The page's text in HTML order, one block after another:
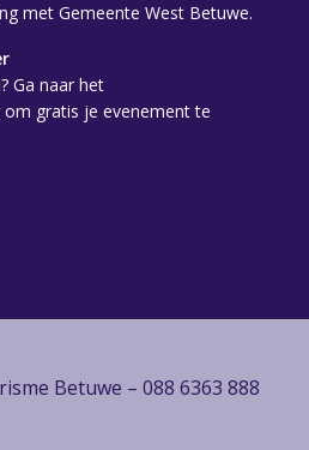
met Gemeente West Betuwe.
Ga naar het
om gratis je evenement te
Betuwe – 088 6363 888